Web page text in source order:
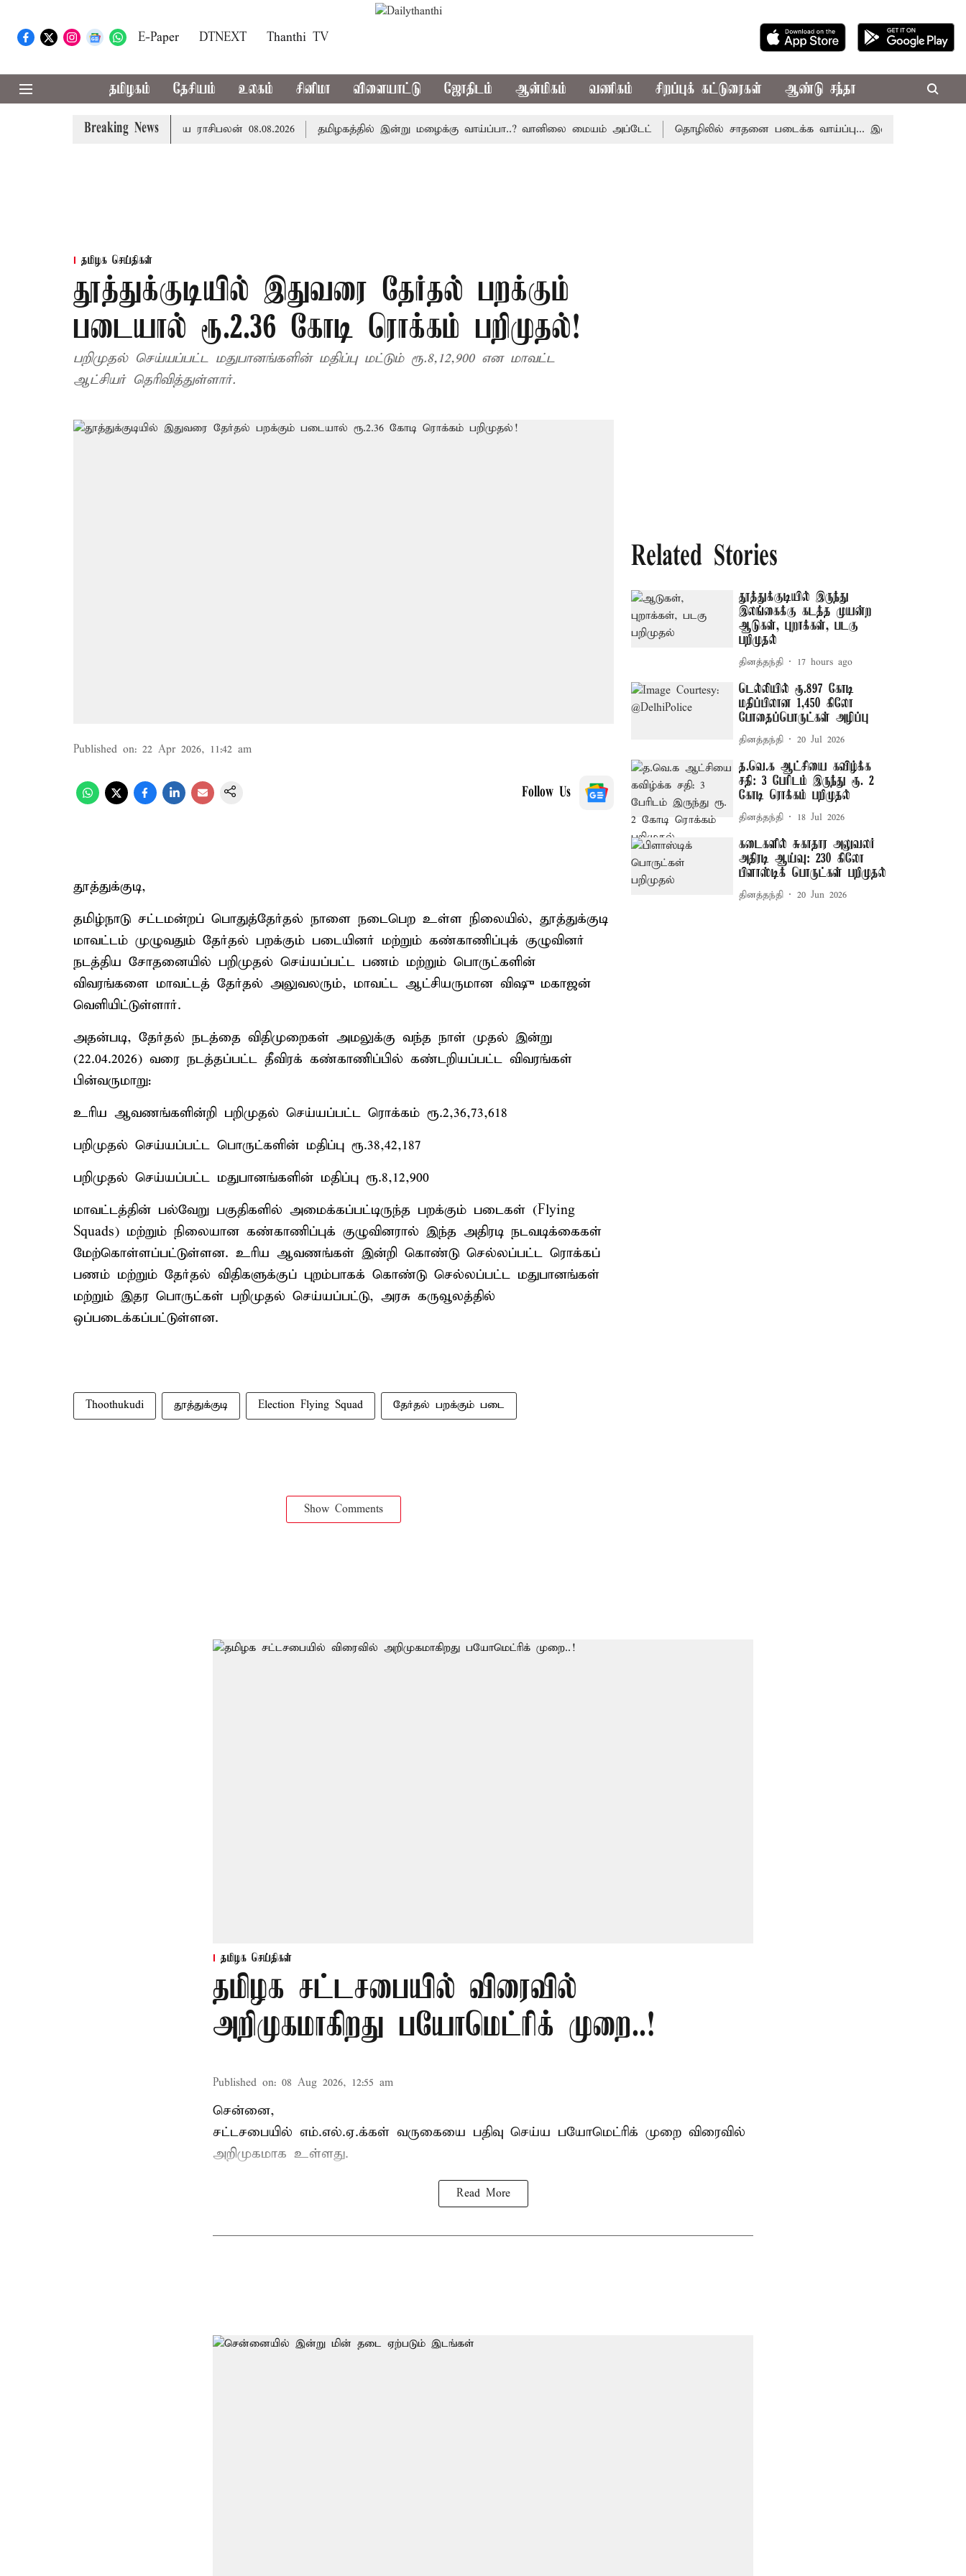
E-Paper DTNEXT Thanthi TV
தமிழகம் தேசியம் உலகம் சினிமா விளையாட்டு ஜோதிடம் ஆன்மிகம் வணிகம் சிறப்புக் கட்டுரைகள் ஆண்டு சந்தா
Breaking News
படைக்க வாய்ப்பு... இன்றைய ராசிபலன் 08.08.2026 தமிழகத்தில் இன்று மழைக்கு வாய்ப்பா..? வானிலை மையம் அப்டேட் தொழிலில் சாதனை படைக்க வாய்ப்பு... இன்றைய ராசிபலன்
தமிழக செய்திகள்
தூத்துக்குடியில் இதுவரை தேர்தல் பறக்கும்
படையால் ரூ.2.36 கோடி ரொக்கம் பறிமுதல்!
பறிமுதல் செய்யப்பட்ட மதுபானங்களின் மதிப்பு மட்டும் ரூ.8,12,900 என மாவட்ட
ஆட்சியர் தெரிவித்துள்ளார்.
Published on: 22 Apr 2026, 11:42 am
Follow Us
தூத்துக்குடி,
தமிழ்நாடு சட்டமன்றப் பொதுத்தேர்தல் நாளை நடைபெற உள்ள நிலையில், தூத்துக்குடி
மாவட்டம் முழுவதும் தேர்தல் பறக்கும் படையினர் மற்றும் கண்காணிப்புக் குழுவினர்
நடத்திய சோதனையில் பறிமுதல் செய்யப்பட்ட பணம் மற்றும் பொருட்களின்
விவரங்களை மாவட்டத் தேர்தல் அலுவலரும், மாவட்ட ஆட்சியருமான விஷு மகாஜன்
வெளியிட்டுள்ளார்.
அதன்படி, தேர்தல் நடத்தை விதிமுறைகள் அமலுக்கு வந்த நாள் முதல் இன்று
(22.04.2026) வரை நடத்தப்பட்ட தீவிரக் கண்காணிப்பில் கண்டறியப்பட்ட விவரங்கள்
பின்வருமாறு:
உரிய ஆவணங்களின்றி பறிமுதல் செய்யப்பட்ட ரொக்கம் ரூ.2,36,73,618
பறிமுதல் செய்யப்பட்ட பொருட்களின் மதிப்பு ரூ.38,42,187
பறிமுதல் செய்யப்பட்ட மதுபானங்களின் மதிப்பு ரூ.8,12,900
மாவட்டத்தின் பல்வேறு பகுதிகளில் அமைக்கப்பட்டிருந்த பறக்கும் படைகள் (Flying
Squads) மற்றும் நிலையான கண்காணிப்புக் குழுவினரால் இந்த அதிரடி நடவடிக்கைகள்
மேற்கொள்ளப்பட்டுள்ளன. உரிய ஆவணங்கள் இன்றி கொண்டு செல்லப்பட்ட ரொக்கப்
பணம் மற்றும் தேர்தல் விதிகளுக்குப் புறம்பாகக் கொண்டு செல்லப்பட்ட மதுபானங்கள்
மற்றும் இதர பொருட்கள் பறிமுதல் செய்யப்பட்டு, அரசு கருவூலத்தில்
ஒப்படைக்கப்பட்டுள்ளன.
Thoothukudi தூத்துக்குடி Election Flying Squad தேர்தல் பறக்கும் படை
Show Comments
Related Stories
தூத்துக்குடியில் இருந்து
இலங்கைக்கு கடத்த முயன்ற
ஆடுகள், புறாக்கள், படகு
பறிமுதல்
தினத்தந்தி 17 hours ago
டெல்லியில் ரூ.897 கோடி
மதிப்பிலான 1,450 கிலோ
போதைப்பொருட்கள் அழிப்பு
தினத்தந்தி 20 Jul 2026
த.வெ.க ஆட்சியை கவிழ்க்க
சதி: 3 பேரிடம் இருந்து ரூ. 2
கோடி ரொக்கம் பறிமுதல்
தினத்தந்தி 18 Jul 2026
கடைகளில் சுகாதார அலுவலர்
அதிரடி ஆய்வு: 230 கிலோ
பிளாஸ்டிக் பொருட்கள் பறிமுதல்
தினத்தந்தி 20 Jun 2026
தமிழக செய்திகள்
தமிழக சட்டசபையில் விரைவில்
அறிமுகமாகிறது பயோமெட்ரிக் முறை..!
Published on: 08 Aug 2026, 12:55 am
சென்னை,
சட்டசபையில் எம்.எல்.ஏ.க்கள் வருகையை பதிவு செய்ய பயோமெட்ரிக் முறை விரைவில்
அறிமுகமாக உள்ளது.
Read More